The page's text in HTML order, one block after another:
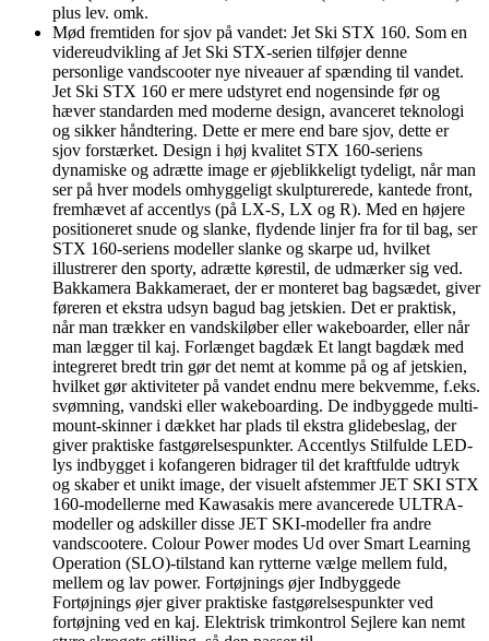
plus lev. omk.
Mød fremtiden for sjov på vandet: Jet Ski STX 160. Som en
videreudvikling af Jet Ski STX-serien tilføjer denne
personlige vandscooter nye niveauer af spænding til vandet.
Jet Ski STX 160 er mere udstyret end nogensinde før og
hæver standarden med moderne design, avanceret teknologi
og sikker håndtering. Dette er mere end bare sjov, dette er
sjov forstærket. Design i høj kvalitet STX 160-seriens
dynamiske og adrætte image er øjeblikkeligt tydeligt, når man
ser på hver models omhyggeligt skulpturerede, kantede front,
fremhævet af accentlys (på LX-S, LX og R). Med en højere
positioneret snude og slanke, flydende linjer fra for til bag, ser
STX 160-seriens modeller slanke og skarpe ud, hvilket
illustrerer den sporty, adrætte kørestil, de udmærker sig ved.
Bakkamera Bakkameraet, der er monteret bag bagsædet, giver
føreren et ekstra udsyn bagud bag jetskien. Det er praktisk,
når man trækker en vandskiløber eller wakeboarder, eller når
man lægger til kaj. Forlænget bagdæk Et langt bagdæk med
integreret bredt trin gør det nemt at komme på og af jetskien,
hvilket gør aktiviteter på vandet endnu mere bekvemme, f.eks.
svømning, vandski eller wakeboarding. De indbyggede multi-
mount-skinner i dækket har plads til ekstra glidebeslag, der
giver praktiske fastgørelsespunkter. Accentlys Stilfulde LED-
lys indbygget i kofangeren bidrager til det kraftfulde udtryk
og skaber et unikt image, der visuelt afstemmer JET SKI STX
160-modellerne med Kawasakis mere avancerede ULTRA-
modeller og adskiller disse JET SKI-modeller fra andre
vandscootere. Colour Power modes Ud over Smart Learning
Operation (SLO)-tilstand kan rytterne vælge mellem fuld,
mellem og lav power. Fortøjnings øjer Indbyggede
Fortøjnings øjer giver praktiske fastgørelsespunkter ved
fortøjning ved en kaj. Elektrisk trimkontrol Sejlere kan nemt